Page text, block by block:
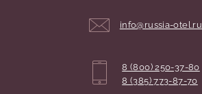
Координаты:info@russia-otel.ru
8 (800) 250-37-80
8 (385) 773-87-70